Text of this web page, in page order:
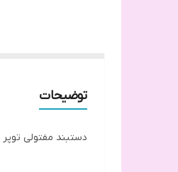
توضیحات
دستبند مفتولی توپر